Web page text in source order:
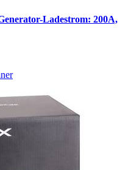
Ladestrom: 200A,